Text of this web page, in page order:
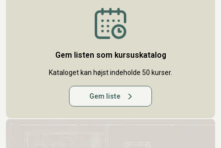
Gem listen som kursuskatalog
Kataloget kan højst indeholde 50 kurser.
Gem liste